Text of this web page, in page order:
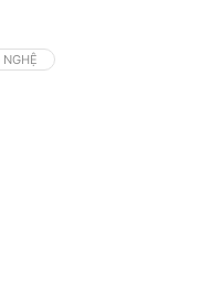
NGHỆ